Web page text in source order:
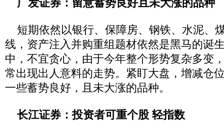
广发证券：留意蓄势良好且未大涨的品种
短期依然以银行、保障房、钢铁、水泥、
线，资产注入并购重组题材依然是黑马的诞
中，不宜贪心，由于今年整个形势复杂多变
常出现出人意料的走势。紧盯大盘，增减仓
一些蓄势良好，且未大涨的品种。
长江证券：投资者可重个股 轻指数